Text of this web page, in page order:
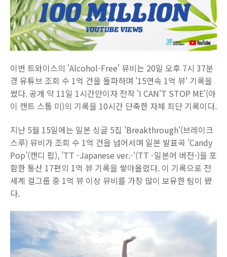
이번 트와이스의 'Alcohol-Free' 뮤비는 20일 오후 7시 37분
경 유튜브 조회 수 1억 건을 돌파하며 '15연속 1억 뷰' 기록을
썼다. 공개 약 11일 1시간만이자 전작 'I CAN'T STOP ME'(아
이 캔트 스톱 미)의 기록을 10시간 단축한 자체 최단 기록이다.
지난 5월 15일에는 일본 싱글 5집 'Breakthrough'(브레이크
스루) 뮤비가 조회 수 1억 건을 넘어서며 일본 발표곡 ’Candy
Pop’(캔디 팝), ’TT -Japanese ver.-‘(TT -일본어 버전-)을 포
함한 통산 17편의 1억 뷰 기록을 쌓아올렸다. 이 기록으로 전
세계 걸그룹 중 1억 뷰 이상 뮤비를 가장 많이 보유한 팀이 됐
다.